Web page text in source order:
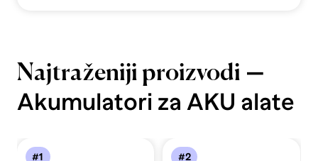
Najtraženiji proizvodi —
Akumulatori za AKU alate
#1 #2